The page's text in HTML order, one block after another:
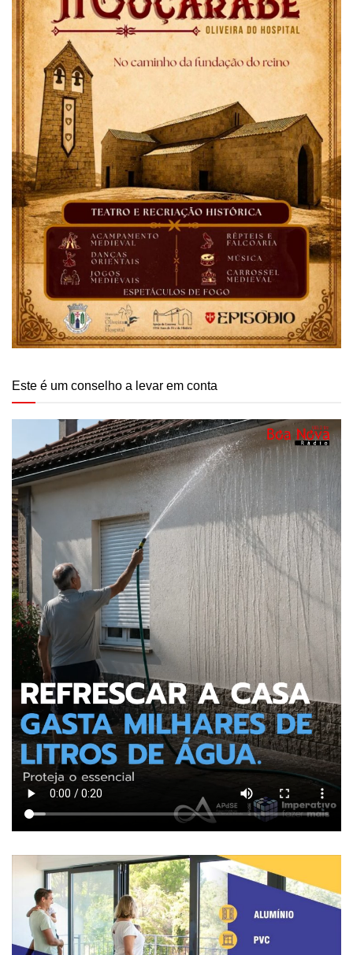
Este é um conselho a levar em conta